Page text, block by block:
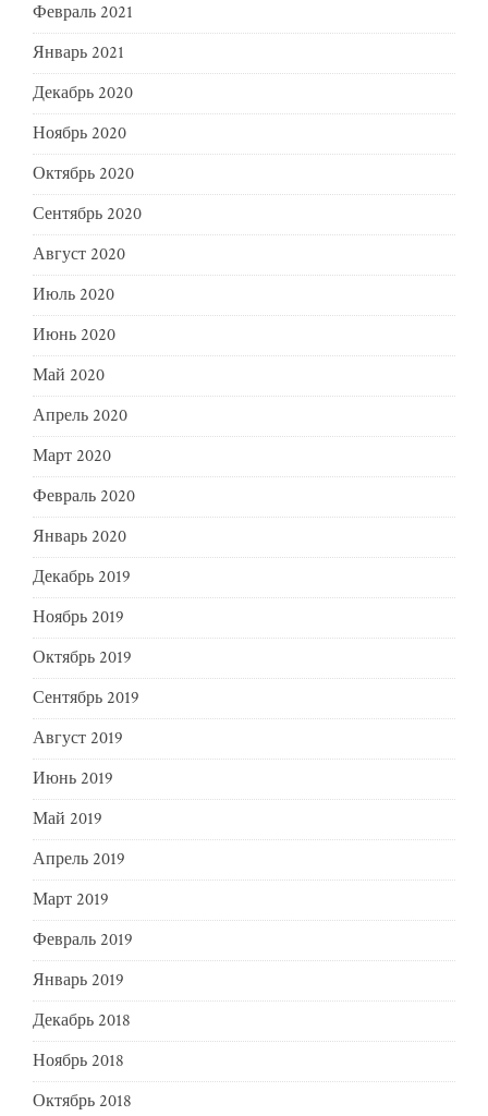
Февраль 2021
Январь 2021
Декабрь 2020
Ноябрь 2020
Октябрь 2020
Сентябрь 2020
Август 2020
Июль 2020
Июнь 2020
Май 2020
Апрель 2020
Март 2020
Февраль 2020
Январь 2020
Декабрь 2019
Ноябрь 2019
Октябрь 2019
Сентябрь 2019
Август 2019
Июнь 2019
Май 2019
Апрель 2019
Март 2019
Февраль 2019
Январь 2019
Декабрь 2018
Ноябрь 2018
Октябрь 2018